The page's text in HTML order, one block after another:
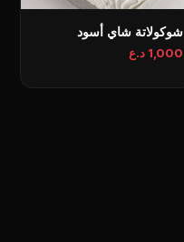
شوكولاتة شاي أسود
1,000 د.ع